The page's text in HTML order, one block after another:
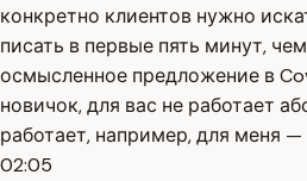
конкретно клиентов нужно
писать в первые пять минут,
осмысленное предложение в
новичок, для вас не работает
работает, например, для меня
02:05